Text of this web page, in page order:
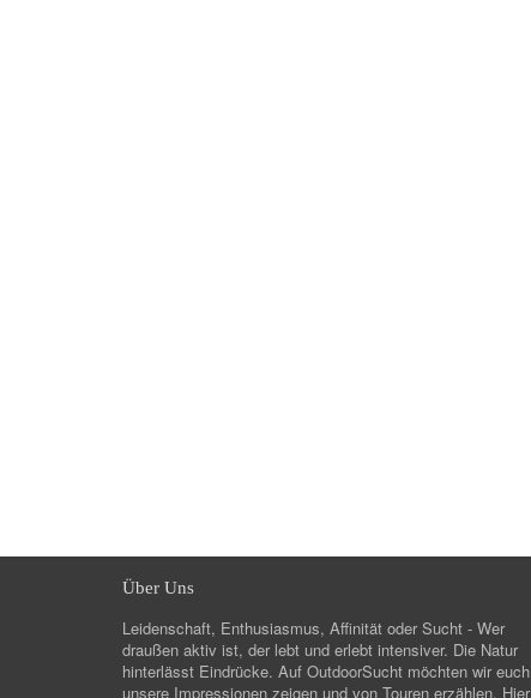
Über Uns
Leidenschaft, Enthusiasmus, Affinität oder Sucht - Wer
draußen aktiv ist, der lebt und erlebt intensiver. Die Natur
hinterlässt Eindrücke. Auf OutdoorSucht möchten wir euch
unsere Impressionen zeigen und von Touren erzählen. Hier